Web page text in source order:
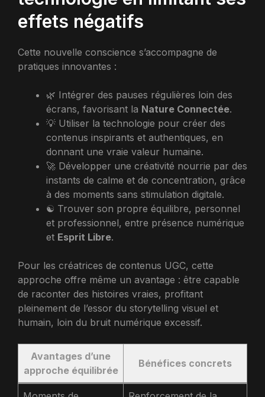
effets négatifs
Cette nouvelle conscience s’accompagne de
pratiques innovantes :
🌿 Intégrer des pauses régulières loin des
écrans, favorisant la Nature Connectée.
💡 Utiliser la technologie pour créer des
contenus inspirants et authentiques, en
donnant une vraie valeur humaine.
🚀 Développer une créativité nourrie par des
instants de calme et de concentration, grâce
à des moments sans stimulation digitale.
☯️ Trouver son propre équilibre, personnel
et professionnel, entre présence numérique
et Esprit Libre.
Pour les créatrices de contenus UGC, cette
approche offre même un avantage : être capable
de raconter des histoires vraies, profitant
pleinement de l’essor du storytelling visuel et
humain, loin du bruit numérique excessif.
Avantages d’une
approche équilibrée
Bénéfices concrets